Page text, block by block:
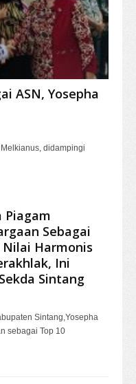
ASN, Yosepha
didampingi
Piagam
Sebagai
Nilai Harmonis
Ini
Sintang
Sintang,Yosepha
sebagai Top 10